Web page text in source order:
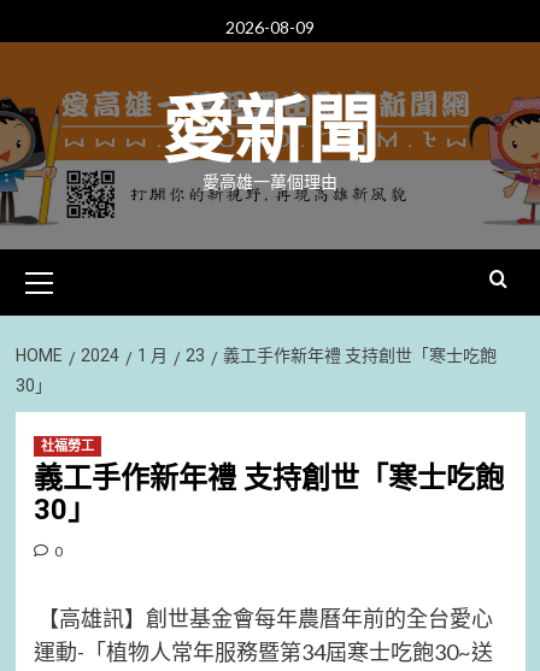
to
2026-08-09
愛新聞
愛高雄一萬個理由
Menu
HOME 2024 1 月 23
義工手作新年禮 支持創世「寒士吃飽
30」
社福勞工
義工手作新年禮 支持創世「寒士吃飽
30」
0
【高雄訊】創世基金會每年農曆年前的全台愛心
運動-「植物人常年服務暨第34屆寒士吃飽30~送